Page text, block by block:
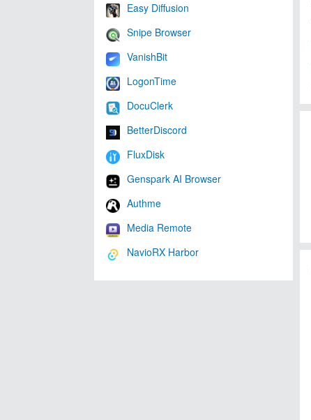
Easy Diffusion
Snipe Browser
VanishBit
LogonTime
DocuClerk
BetterDiscord
FluxDisk
Genspark AI Browser
Authme
Media Remote
NavioRX Harbor